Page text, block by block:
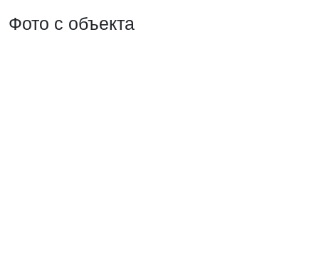
Фото с объекта